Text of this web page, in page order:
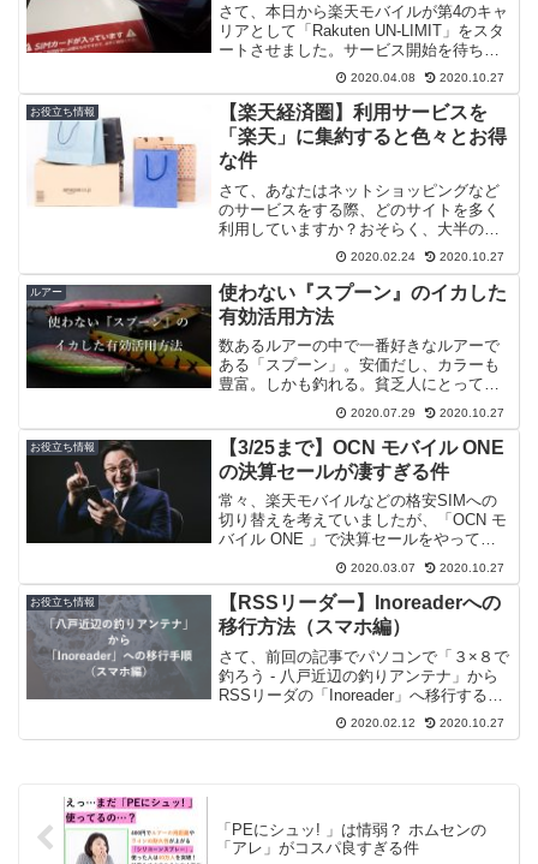
さて、本日から楽天モバイルが第4のキャ
リアとして「Rakuten UN-LIMIT」をスタ
ートさせました。サービス開始を待ちに
待った方も少しは居るはず。私はプラン
発表時の内容を見た時、 通信無制限のエ
リアが激狭 ローミングエリア（au回
線）...
2020.04.08 2020.10.27
お役立ち情報
【楽天経済圏】利用サービスを
「楽天」に集約すると色々とお得
な件
さて、あなたはネットショッピングなど
のサービスをする際、どのサイトを多く
利用していますか？おそらく、大半の方
は「Amazon」の利用率が高いかと思いま
す。商品も充実（最近は中華製品が多い
ですが・・・）、他店より比較的安価、
さらにユーザインタ...
2020.02.24 2020.10.27
ルアー
使わない『スプーン』のイカした
有効活用方法
数あるルアーの中で一番好きなルアーで
ある「スプーン」。安価だし、カラーも
豊富。しかも釣れる。貧乏人にとって強
い味方ですが、安価であるが故にホイホ
イ買ってしまうケースも。恥ずかしなが
ら少々収集癖がある小生は、未開封のレ
アスプーン「モアシルダ ...
2020.07.29 2020.10.27
お役立ち情報
【3/25まで】OCN モバイル ONE
の決算セールが凄すぎる件
常々、楽天モバイルなどの格安SIMへの
切り替えを考えていましたが、「OCN モ
バイル ONE 」で決算セールをやってい
るのを発見。サイトを覗いてみたら、ま
さかの衝撃価格で端末が販売されていた
ので、思わず申込みをしちゃいました (・
ω<) ﾃ...
2020.03.07 2020.10.27
お役立ち情報
【RSSリーダー】Inoreaderへの
移行方法（スマホ編）
さて、前回の記事でパソコンで「３×８で
釣ろう - 八戸近辺の釣りアンテナ」から
RSSリーダの「Inoreader」へ移行する方
法を紹介しました。今回は、利用者の多
いスマホで「Inoreader」を使う方法を紹
2020.02.12 2020.10.27
「PEにシュッ! 」は情弱？ ホムセンの
「アレ」がコスパ良すぎる件